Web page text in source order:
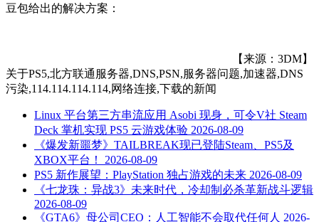
豆包给出的解决方案：
【来源：3DM】
关于PS5,北方联通服务器,DNS,PSN,服务器问题,加速器,DNS
污染,114.114.114.114,网络连接,下载的新闻
Linux 平台第三方串流应用 Asobi 现身，可令V社 Steam
Deck 掌机实现 PS5 云游戏体验 2026-08-09
《爆发新噩梦》TAILBREAK现已登陆Steam、PS5及
XBOX平台！
2026-08-09
PS5 新作展望：PlayStation 独占游戏的未来 2026-08-09
《七龙珠：异战3》未来时代，冷却制必杀革新战斗逻辑
2026-08-09
《GTA6》母公司CEO：人工智能不会取代任何人 2026-